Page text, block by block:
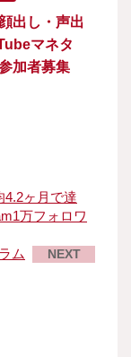
出し・声出
マネタ
加者募集
4.2ヶ月で達
万フォロワ
ム
NEXT